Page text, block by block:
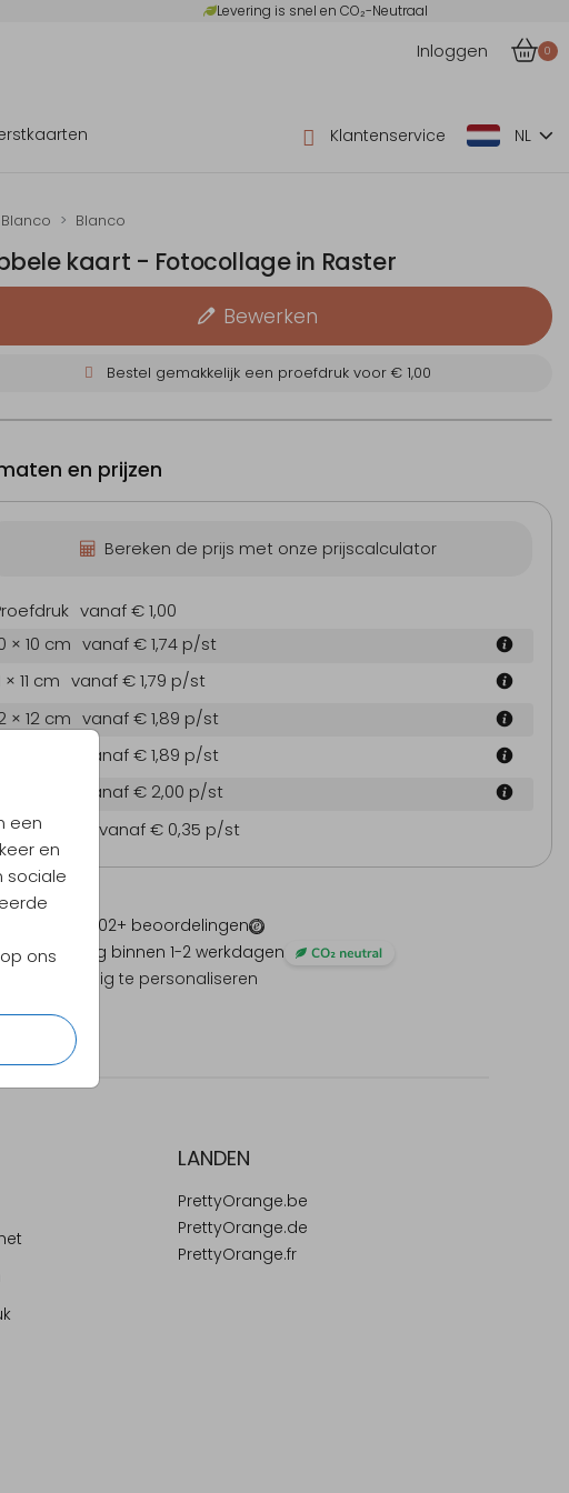
Levering is snel en CO₂-Neutraal
Inloggen 0
Klantenservice NL
een
en
sociale
ons
Sticker Hexagon
Blanco Blanco
kaart - Fotocollage in Raster
Bewerken
Bestel gemakkelijk een proefdruk voor€ 1,00
1202+ beoordelingen
Verzending binnen 1-2 werkdagen
Alles volledig te personaliseren
en prijzen
Bereken de prijs met onze prijscalculator
vanaf € 1,00
× 10 cm vanaf € 1,74 p/st
× 11 cm vanaf € 1,79 p/st
× 12 cm vanaf € 1,89 p/st
vanaf € 1,89 p/st
vanaf € 2,00 p/st
vanaf € 0,35 p/st
LANDEN
PrettyOrange.be
PrettyOrange.de
PrettyOrange.fr